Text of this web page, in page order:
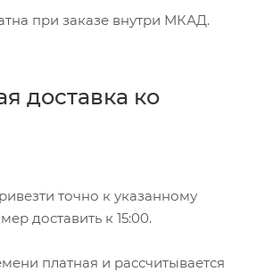
при заказе внутри МКАД.
доставка ко
точно к указанному
доставить к 15:00.
платная и рассчитывается